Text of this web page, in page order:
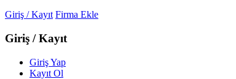
Giriş / Kayıt Firma Ekle
Giriş / Kayıt
Giriş Yap
Kayıt Ol